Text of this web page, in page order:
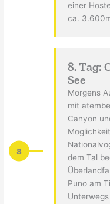
einer
ca.
8
8. Tag:
See
Morgens
mit
Canyon
dem Tal
Puno am